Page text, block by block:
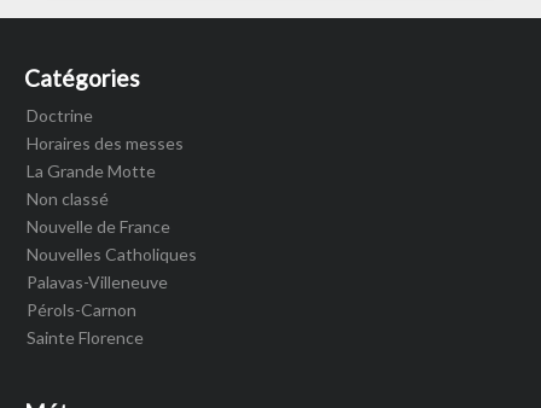
Catégories
Doctrine
Horaires des messes
La Grande Motte
Non classé
Nouvelle de France
Nouvelles Catholiques
Palavas-Villeneuve
Pérols-Carnon
Sainte Florence